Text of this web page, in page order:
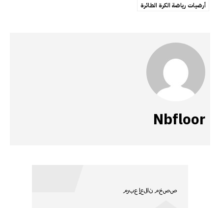
أرضيات رياضة الكرة الطائرة
Nbfloor